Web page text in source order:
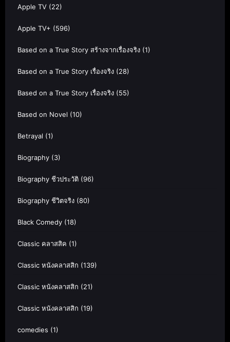
Apple TV (22)
Apple TV+ (596)
Based on a True Story สร้างจากเรื่องจริง (1)
Based on a True Story เรื่องจริง (28)
Based on a True Story เรื่องจริง (55)
Based on Novel (10)
Betrayal (1)
Biography (3)
Biography ชีวประวัติ (96)
Biography ชีวิตจริง (80)
Black Comedy (18)
Classic คลาสสิค (1)
Classic หนังคลาสสิก (139)
Classic หนังคลาสสิก (21)
Classic หนังคลาสสิก (19)
comedies (1)